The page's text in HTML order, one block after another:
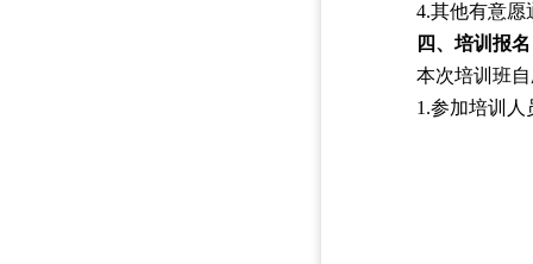
4.其他有意愿
四、培训报名
本次培训班
1.参加培训